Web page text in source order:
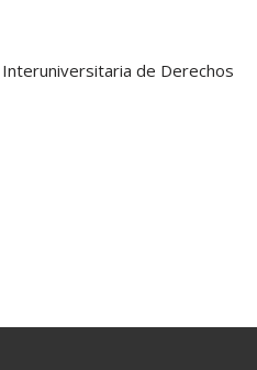
de Derechos